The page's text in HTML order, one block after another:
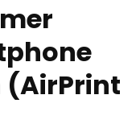
(AirPrint